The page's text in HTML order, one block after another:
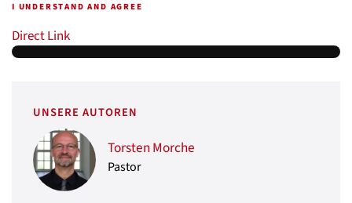
I UNDERSTAND AND AGREE
Direct Link
UNSERE AUTOREN
Torsten Morche
Pastor